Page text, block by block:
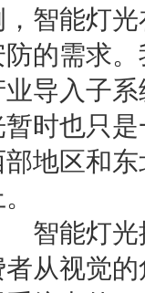
，智能灯
防的需求
业导入子
暂时也只
部地区和
能灯光控
者从视觉